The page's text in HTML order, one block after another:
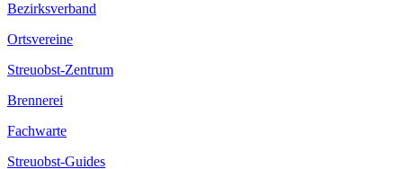
Bezirksverband
Ortsvereine
Streuobst-Zentrum
Brennerei
Fachwarte
Streuobst-Guides